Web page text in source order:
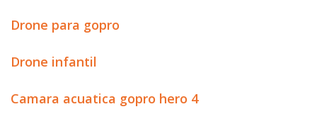
Drone para gopro
Drone infantil
Camara acuatica gopro hero 4